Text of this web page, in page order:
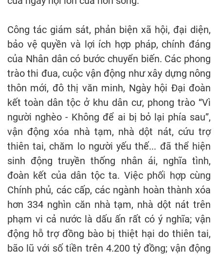
Công tác giám sát, phản biện xã hội, đại diện,
bảo vệ quyền và lợi ích hợp pháp, chính đáng
của Nhân dân có bước chuyển biến. Các phong
trào thi đua, cuộc vận động như xây dựng nông
thôn mới, đô thị văn minh, Ngày hội Đại đoàn
kết toàn dân tộc ở khu dân cư, phong trào “Vì
người nghèo - Không để ai bị bỏ lại phía sau”,
vận động xóa nhà tạm, nhà dột nát, cứu trợ
thiên tai, chăm lo người yếu thế... đã thể hiện
sinh động truyền thống nhân ái, nghĩa tình,
đoàn kết của dân tộc ta. Việc phối hợp cùng
Chính phủ, các cấp, các ngành hoàn thành xóa
hơn 334 nghìn căn nhà tạm, nhà dột nát trên
phạm vi cả nước là dấu ấn rất có ý nghĩa; vận
động hỗ trợ đồng bào bị thiệt hại do thiên tai,
bão lũ với số tiền trên 4.200 tỷ đồng; vận động